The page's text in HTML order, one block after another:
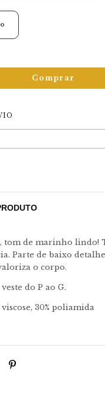
tom de marinho lindo!
Parte de baixo
o corpo.
do P ao G.
30% poliamida